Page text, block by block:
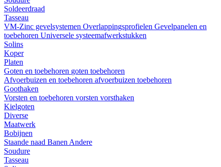
Soldeerdraad
Tasseau
VM-Zinc gevelsystemen Overlappingsprofielen Gevelpanelen en
toebehoren Universele systeemafwerkstukken
Solins
Koper
Platen
Goten en toebehoren goten toebehoren
Afvoerbuizen en toebehoren afvoerbuizen toebehoren
Goothaken
Vorsten en toebehoren vorsten vorsthaken
Kielgoten
Diverse
Maatwerk
Bobijnen
Staande naad Banen Andere
Soudure
Tasseau